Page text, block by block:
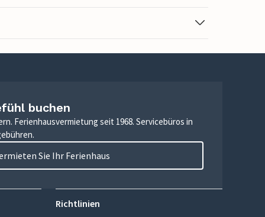
buchen
Ferienhausvermietung seit 1968. Servicebüros in
Sie Ihr Ferienhaus
Richtlinien